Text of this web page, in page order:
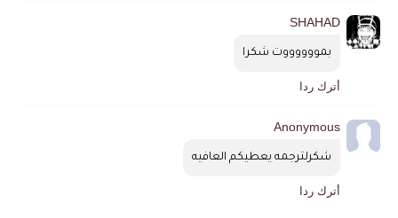
SHAHAD
بمووووووت شكرا
أترك ردا
Anonymous
شكرلترجمه يعطيكم العافيه
أترك ردا